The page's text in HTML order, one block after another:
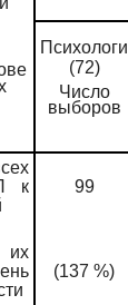
Психологи
(72)
Число
выборов
к
99
(137 %)